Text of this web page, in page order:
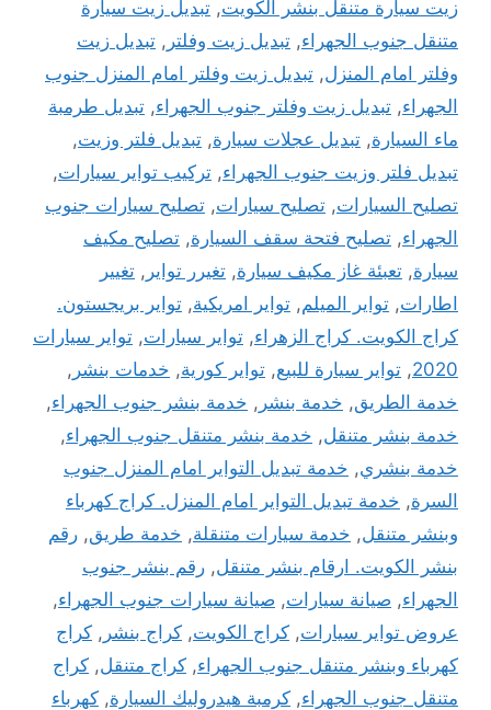
زيت سيارة متنقل بنشر الكويت, تبديل زيت سيارة
متنقل جنوب الجهراء, تبديل زيت وفلتر , تبديل زيت
وفلتر امام المنزل, تبديل زيت وفلتر امام المنزل جنوب
الجهراء, تبديل زيت وفلتر جنوب الجهراء, تبديل طرمبة
ماء السيارة, تبديل عجلات سيارة, تبديل فلتر وزيت,
تبديل فلتر وزيت جنوب الجهراء, تركيب تواير سيارات,
تصليح السيارات, تصليح سيارات, تصليح سيارات جنوب
الجهراء, تصليح فتحة سقف السيارة, تصليح مكيف
سيارة, تعبئة غاز مكيف سيارة, تغيرر تواير , تغيير
اطارات, تواير الميلم, تواير امريكية, تواير بريجستون.
كراج الكويت. كراج الزهراء, تواير سيارات, تواير سيارات
2020
, تواير سيارة للبيع, تواير كورية, خدمات بنشر ,
خدمة الطريق, خدمة بنشر , خدمة بنشر جنوب الجهراء,
خدمة بنشر متنقل, خدمة بنشر متنقل جنوب الجهراء,
خدمة بنشري, خدمة تبديل التواير امام المنزل جنوب
السرة, خدمة تبديل التواير امام المنزل. كراج كهرباء
وبنشر متنقل, خدمة سيارات متنقلة, خدمة طريق, رقم
بنشر الكويت. ارقام بنشر متنقل, رقم بنشر جنوب
الجهراء, صيانة سيارات, صيانة سيارات جنوب الجهراء,
عروض تواير سيارات, كراج الكويت, كراج بنشر , كراج
كهرباء وبنشر متنقل جنوب الجهراء, كراج متنقل, كراج
متنقل جنوب الجهراء, كرمبة هيدروليك السيارة, كهرباء